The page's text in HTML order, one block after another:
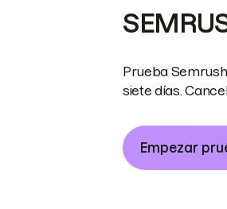
Prueba
siete días.
Empezar